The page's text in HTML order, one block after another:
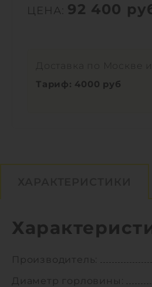
ЦЕНА: 92 400
Доставка по Москве
Тариф: 4000 руб
Производитель:
Диаметр горловины: